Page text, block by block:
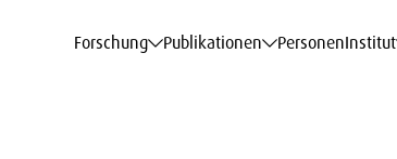
Forschung Publikationen PersonenInstitut